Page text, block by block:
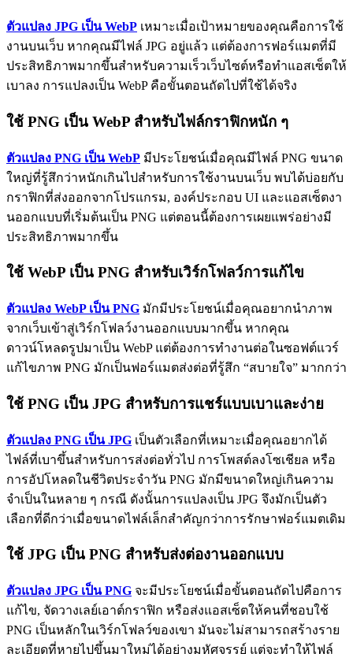
ตัวแปลง JPG เป็น WebP เหมาะเมื่อเป้าหมายของคุณคือการใช้
งานบนเว็บ หากคุณมีไฟล์ JPG อยู่แล้ว แต่ต้องการฟอร์แมตที่มี
ประสิทธิภาพมากขึ้นสำหรับความเร็วเว็บไซต์หรือทำแอสเซ็ตให้
เบาลง การแปลงเป็น WebP คือขั้นตอนถัดไปที่ใช้ได้จริง
ใช้ PNG เป็น WebP สำหรับไฟล์กราฟิกหนัก ๆ
ตัวแปลง PNG เป็น WebP มีประโยชน์เมื่อคุณมีไฟล์ PNG ขนาด
ใหญ่ที่รู้สึกว่าหนักเกินไปสำหรับการใช้งานบนเว็บ พบได้บ่อยกับ
กราฟิกที่ส่งออกจากโปรแกรม, องค์ประกอบ UI และแอสเซ็ตงา
นออกแบบที่เริ่มต้นเป็น PNG แต่ตอนนี้ต้องการเผยแพร่อย่างมี
ประสิทธิภาพมากขึ้น
ใช้ WebP เป็น PNG สำหรับเวิร์กโฟลว์การแก้ไข
ตัวแปลง WebP เป็น PNG มักมีประโยชน์เมื่อคุณอยากนำภาพ
จากเว็บเข้าสู่เวิร์กโฟลว์งานออกแบบมากขึ้น หากคุณ
ดาวน์โหลดรูปมาเป็น WebP แต่ต้องการทำงานต่อในซอฟต์แวร์
แก้ไขภาพ PNG มักเป็นฟอร์แมตส่งต่อที่รู้สึก “สบายใจ” มากกว่า
ใช้ PNG เป็น JPG สำหรับการแชร์แบบเบาและง่าย
ตัวแปลง PNG เป็น JPG เป็นตัวเลือกที่เหมาะเมื่อคุณอยากได้
ไฟล์ที่เบาขึ้นสำหรับการส่งต่อทั่วไป การโพสต์ลงโซเชียล หรือ
การอัปโหลดในชีวิตประจำวัน PNG มักมีขนาดใหญ่เกินความ
จำเป็นในหลาย ๆ กรณี ดังนั้นการแปลงเป็น JPG จึงมักเป็นตัว
เลือกที่ดีกว่าเมื่อขนาดไฟล์เล็กสำคัญกว่าการรักษาฟอร์แมตเดิม
ใช้ JPG เป็น PNG สำหรับส่งต่องานออกแบบ
ตัวแปลง JPG เป็น PNG จะมีประโยชน์เมื่อขั้นตอนถัดไปคือการ
แก้ไข, จัดวางเลย์เอาต์กราฟิก หรือส่งแอสเซ็ตให้คนที่ชอบใช้
PNG เป็นหลักในเวิร์กโฟลว์ของเขา มันจะไม่สามารถสร้างราย
ละเอียดที่หายไปขึ้นมาใหม่ได้อย่างมหัศจรรย์ แต่จะทำให้ไฟล์